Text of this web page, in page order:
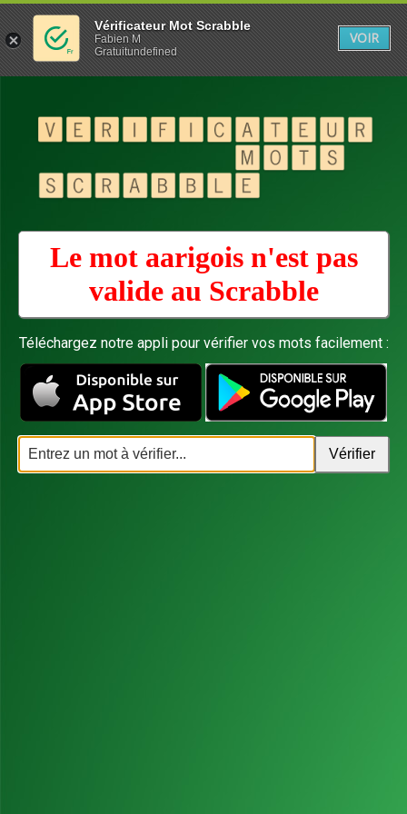
Le mot aarigois n'est pas
valide au Scrabble
Téléchargez notre appli pour vérifier vos mots facilement :
Vérificateur Mot Scrabble
Fabien M
Gratuitundefined
VOIR